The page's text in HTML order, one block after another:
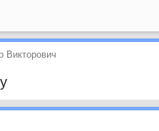
Викторович